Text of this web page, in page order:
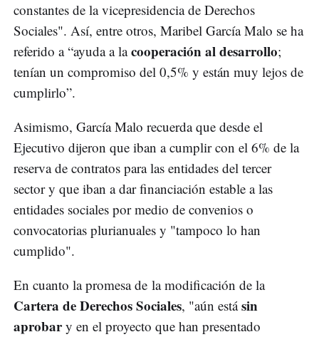
constantes de la vicepresidencia de Derechos
Sociales". Así, entre otros, Maribel García Malo se ha
referido a “ayuda a lacooperación al desarrollo;
tenían un compromiso del 0,5% y están muy lejos de
cumplirlo”.
Asimismo, García Malo recuerda que desde el
Ejecutivo dijeron que iban a cumplir con el 6% de la
reserva de contratos para las entidades del tercer
sector y que iban a dar financiación estable a las
entidades sociales por medio de convenios o
convocatorias plurianuales y "tampoco lo han
cumplido".
En cuanto la promesa de la modificación de la
Cartera de Derechos Sociales, "aún estásin
aprobary en el proyecto que han presentado